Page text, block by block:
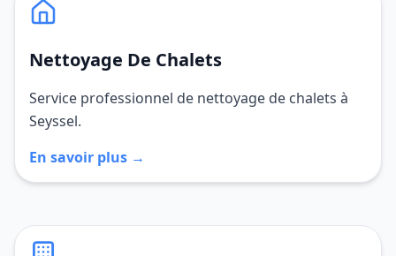
Nettoyage De Chalets
Service professionnel de nettoyage de chalets à
Seyssel.
En savoir plus →